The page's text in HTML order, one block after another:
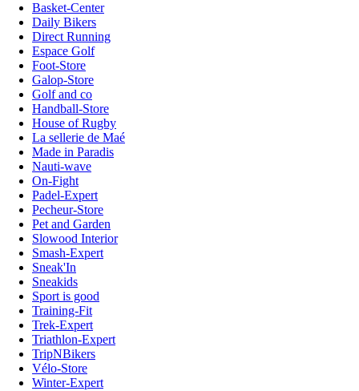
Basket-Center
Daily Bikers
Direct Running
Espace Golf
Foot-Store
Galop-Store
Golf and co
Handball-Store
House of Rugby
La sellerie de Maé
Made in Paradis
Nauti-wave
On-Fight
Padel-Expert
Pecheur-Store
Pet and Garden
Slowood Interior
Smash-Expert
Sneak'In
Sneakids
Sport is good
Training-Fit
Trek-Expert
Triathlon-Expert
TripNBikers
Vélo-Store
Winter-Expert